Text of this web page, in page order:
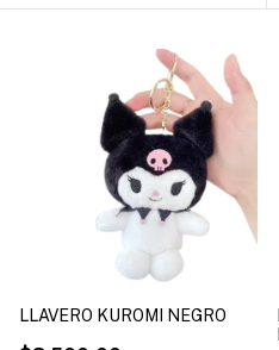
LLAVERO KUROMI NEGRO